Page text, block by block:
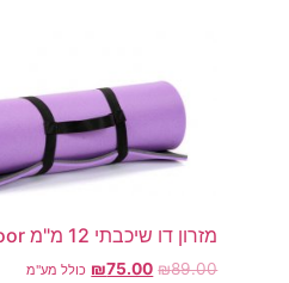
מזרון דו שיכבתי 12 מ"מ Outdoor
₪89.00
₪75.00 כולל מע"מ